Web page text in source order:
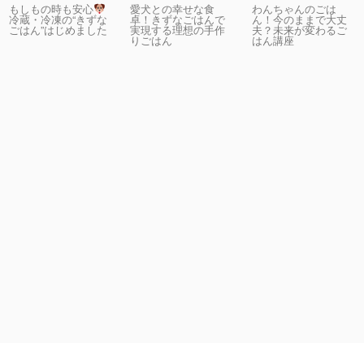
もしもの時も安心
冷蔵・冷凍の“きずな
ごはん”はじめました
愛犬との幸せな食
卓！きずなごはんで
実現する理想の手作
りごはん
わんちゃんのごは
ん！今のままで大丈
夫？未来が変わるご
はん講座